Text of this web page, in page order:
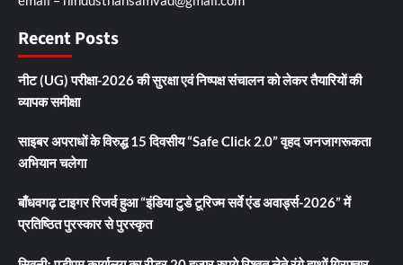
Recent Posts
नीट (UG) परीक्षा-2026 की सुरक्षा एवं निष्पक्ष संचालन को लेकर तैयारियों की
व्यापक समीक्षा
साइबर अपराधों के विरुद्ध 15 दिवसीय “Safe Click 2.0” वृहद जनजागरूकता
अभियान चलेगा
बाँधवगढ़ टाइगर रिजर्व हुआ “इंडिया टुडे टूरिज्म सर्वे एंड अवार्ड्स-2026” में
प्रतिष्ठित पुरस्कार से पुरस्कृत